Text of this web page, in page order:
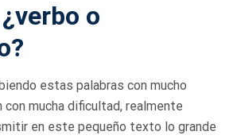
o
estas palabras con mucho
mucha dificultad, realmente
en este pequeño texto lo grande